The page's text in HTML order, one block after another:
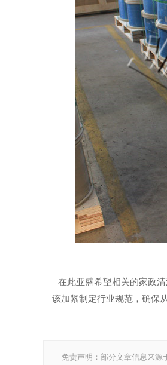
在此亚盛希望相关的家政
该加紧制定行业规范，确保
免责声明：部分文章信息来源